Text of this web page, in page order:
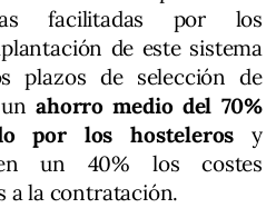
facilitadas por los
de este sistema
plazos de selección de
unahorro medio del 70%
por los hostelerosy
un 40% los costes
a la contratación.